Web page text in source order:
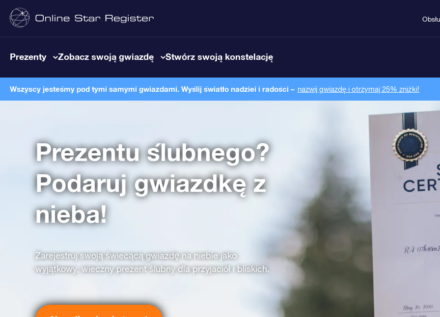
Prezenty Zobacz swoją gwiazdę Stwórz swoją konstelację
Wszyscy jesteśmy pod tymi samymi gwiazdami. Wyślij światło nadziei i radości – nazwij gwiazdę i otrzymaj 25% zniżki!
Prezentu ślubnego?
Podaruj gwiazdkę z
nieba!
Zarejestruj swoją świecącą gwiazdę na niebie jako
wyjątkowy, wieczny prezent ślubny dla przyjaciół i bliskich.